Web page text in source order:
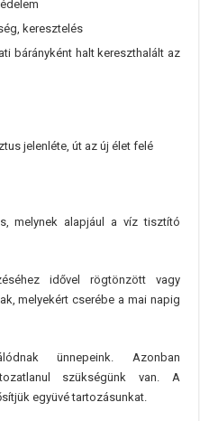
keresztelés
bárányként halt kereszthalált az
jelenléte, út az új élet felé
melynek alapjául a víz tisztító
idővel rögtönzött vagy
melyekért cserébe a mai napig
ünnepeink. Azonban
szükségünk van. A
együvé tartozásunkat.